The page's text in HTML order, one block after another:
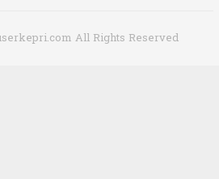
All Rights Reserved